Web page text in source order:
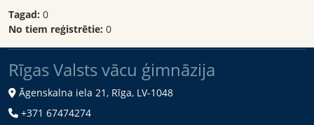
Tagad: 0
No tiem reģistrētie: 0
Rīgas Valsts vācu ģimnāzija
Āgenskalna iela 21, Rīga, LV-1048
+371 67474274